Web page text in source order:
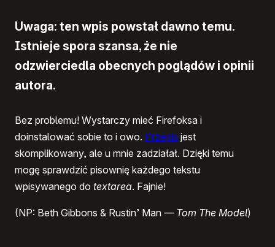
Uwaga: ten wpis powstał dawno temu.
Istnieje spora szansa, że nie
odzwierciedla obecnych poglądów i opinii
autora.
Bez problemu! Wystarczy mieć Firefoksa i
doinstalować sobie to i owo. Przepis jest
skomplikowany, ale u mnie zadziałał. Dzięki temu
mogę sprawdzić pisownię każdego tekstu
wpisywanego do textarea. Fajnie!
(NP: Beth Gibbons & Rustin’ Man — Tom The Model)